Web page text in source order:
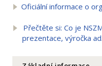
Oficiální informace o
Přečtěte si: Co je
prezentace, výročka ad.